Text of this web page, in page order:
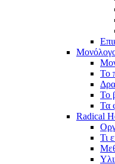
Το
Το
Τα
Radical
Τι